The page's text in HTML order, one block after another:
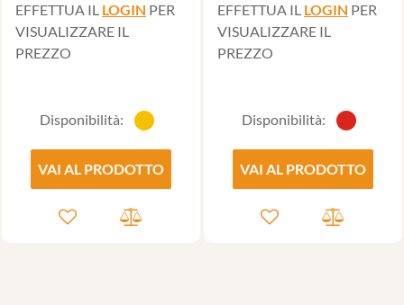
EFFETTUA IL LOGIN PER
VISUALIZZARE IL
PREZZO
Disponibilità:
VAI AL PRODOTTO
EFFETTUA IL LOGIN PER
VISUALIZZARE IL
PREZZO
Disponibilità:
VAI AL PRODOTTO